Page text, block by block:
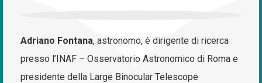
Adriano Fontana, astronomo, è dirigente di ricerca
presso l’INAF – Osservatorio Astronomico di Roma e
presidente della Large Binocular Telescope